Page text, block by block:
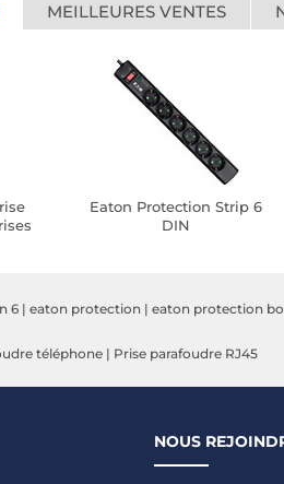
MEILLEURES VENTES
Eaton Protection Strip 6
DIN
6 | eaton protection | eaton protection
téléphone | Prise parafoudre RJ45
NOUS